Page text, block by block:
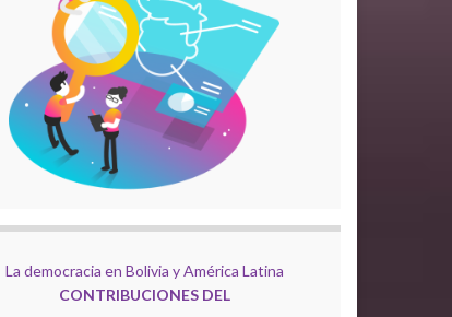
La democracia en Bolivia y América Latina
CONTRIBUCIONES DEL